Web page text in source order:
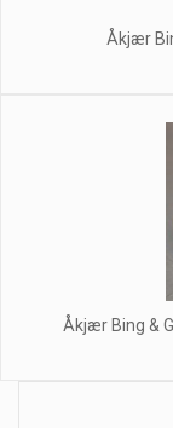
Åkjær
Åkjær Bing &